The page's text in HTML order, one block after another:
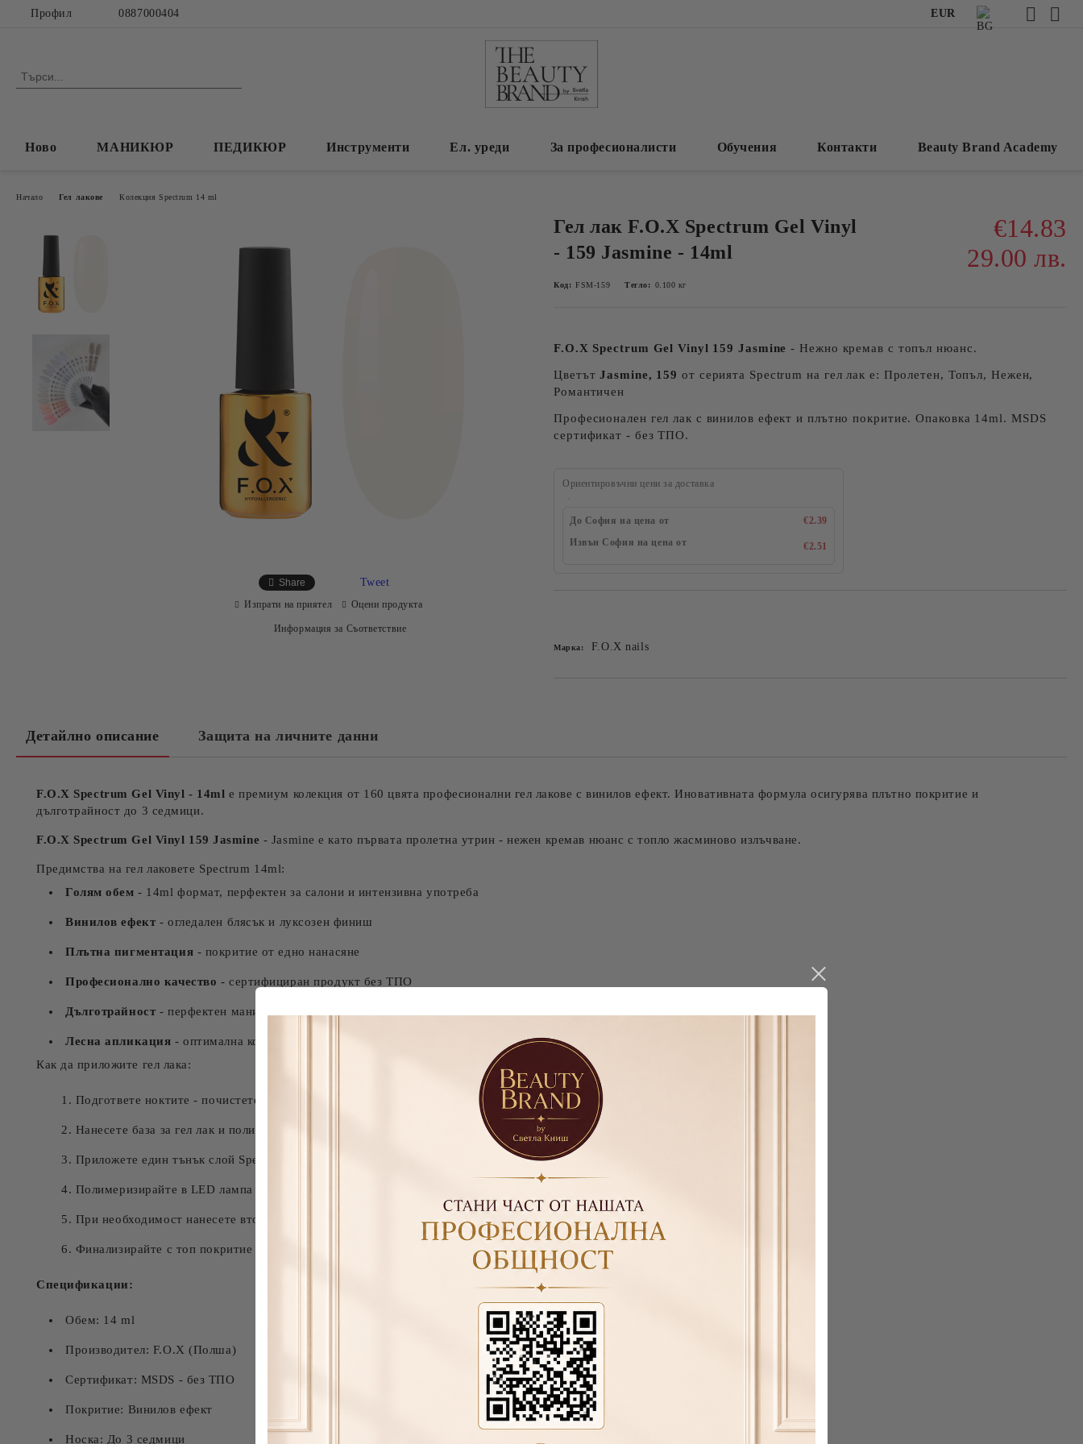
Профил 0887000404 EUR
Ново МАНИКЮР ПЕДИКЮР Инструменти Ел. уреди За професионалисти Обучения Контакти Beauty Brand Academy
Начало Гел лакове Колекция Spectrum 14 ml
Гел лак F.O.X Spectrum Gel Vinyl
- 159 Jasmine - 14ml
€14.83
29.00 лв.
Код: FSM-159 Тегло: 0.100 кг
F.O.X Spectrum Gel Vinyl 159 Jasmine - Нежно кремав с топъл нюанс.
ЦветътJasmine, 159 от серията Spectrum на гел лак е: Пролетен, Топъл, Нежен,
Романтичен
Професионален гел лак с винилов ефект и плътно покритие. Опаковка 14ml. MSDS
сертификат - без ТПО.
Ориентировъчни цени за доставка
До София на цена от
€2.39
Извън София на цена от
€2.51
Марка: F.O.X nails
Share Tweet
Изпрати на приятел Оцени продукта
Информация за Съответствие
Детайлно описание Защита на личните данни
F.O.X Spectrum Gel Vinyl - 14ml е премиум колекция от 160 цвята професионални гел лакове с винилов ефект. Иновативната формула осигурява плътно покритие и
дълготрайност до 3 седмици.
F.O.X Spectrum Gel Vinyl 159 Jasmine - Jasmine е като първата пролетна утрин - нежен кремав нюанс с топло жасминово излъчване.
Предимства на гел лаковете Spectrum 14ml:
Голям обем - 14ml формат, перфектен за салони и интензивна употреба
Винилов ефект - огледален блясък и луксозен финиш
Плътна пигментация - покритие от едно нанасяне
Професионално качество - сертифициран продукт без ТПО
Дълготрайност - перфектен маникюр до 21 дни
Лесна апликация - оптимална консистенция за гладко нанасяне
Как да приложите гел лака:
Подгответе ноктите - почистете, оформете и полирайте
Нанесете база за гел лак и полимеризирайте
Приложете един тънък слой Spectrum Gel Vinyl 159
Полимеризирайте в LED лампа 30-60 секунди или UV лампа 2 минути
При необходимост нанесете втори слой и полимеризирайте
Финализирайте с топ покритие за по-дълга носка
Спецификации:
Обем: 14 ml
Производител: F.O.X (Полша)
Сертификат: MSDS - без ТПО
Покритие: Винилов ефект
Носка: До 3 седмици